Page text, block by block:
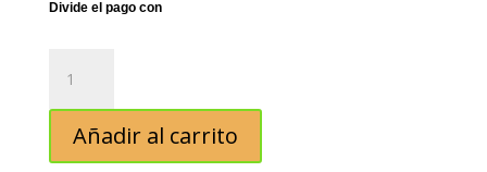
Bandoleros
de
Grazalema
asalto
Añadir al carrito